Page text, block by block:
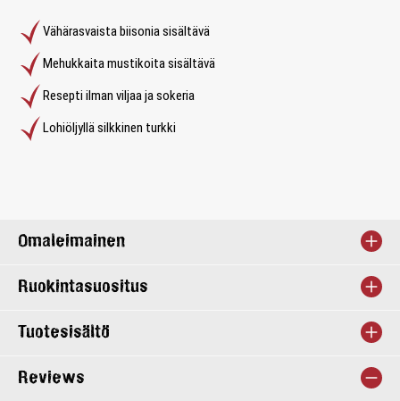
Vähärasvaista biisonia sisältävä
Mehukkaita mustikoita sisältävä
Resepti ilman viljaa ja sokeria
Lohiöljyllä silkkinen turkki
Omaleimainen
Ruokintasuositus
Tuotesisältö
Reviews